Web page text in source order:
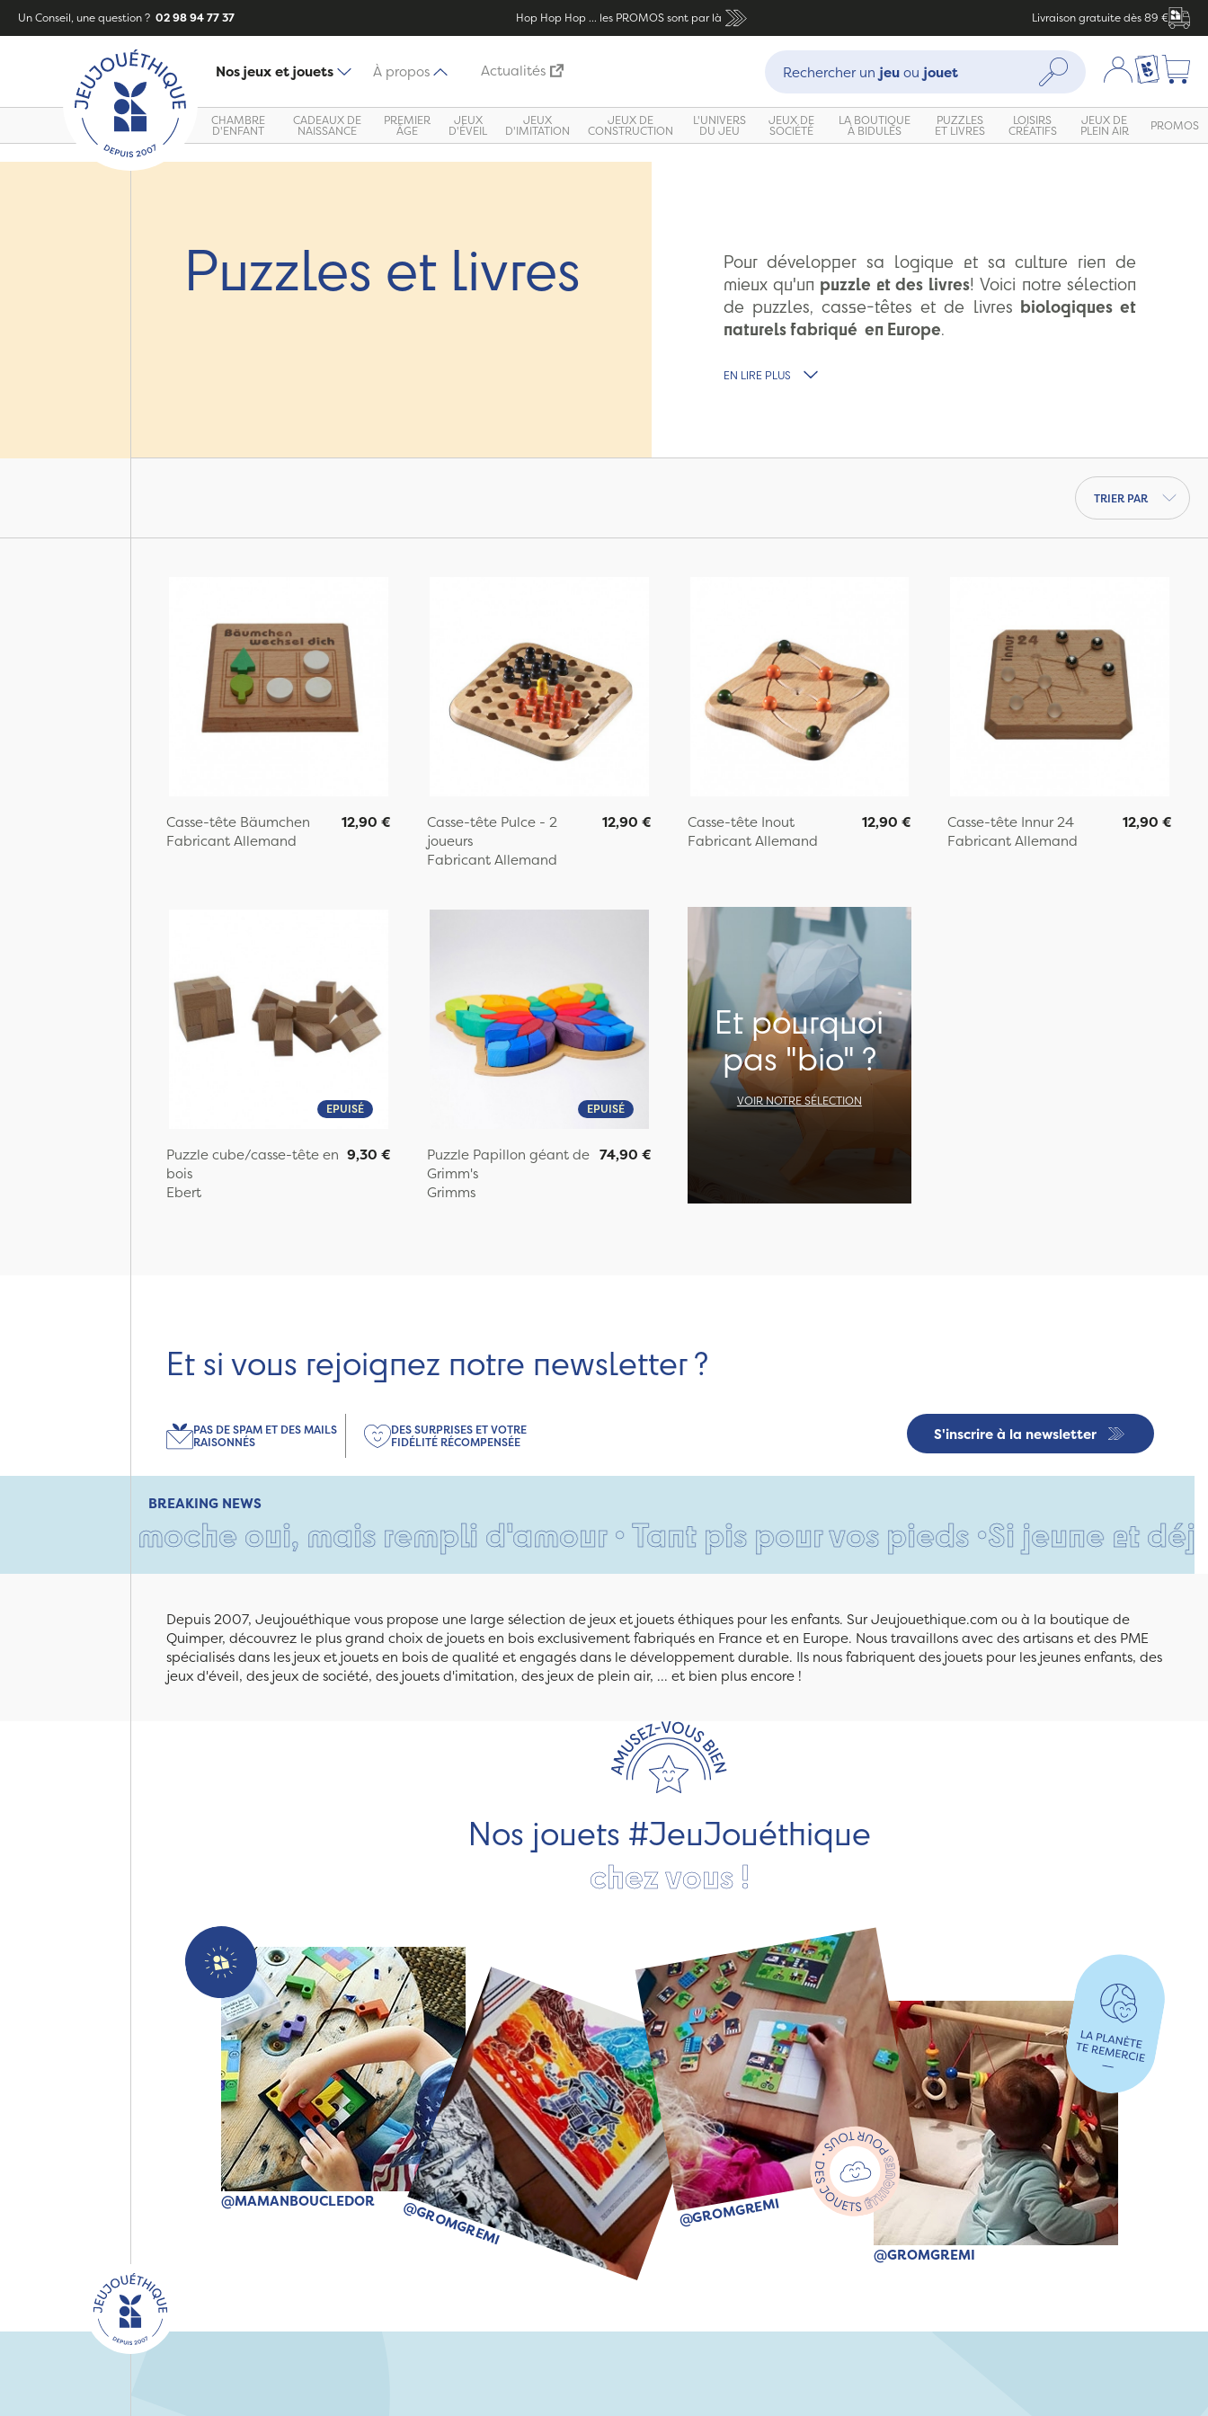
Un Conseil, une question ? 02 98 94 77 37 Hop Hop Hop ... les PROMOS sont par là Livraison gratuite dès 89 €
Nos jeux et jouets À propos Actualités
Recherche :
Rechercher un jeuou jouet Rechercher Mon compte
Ma liste
CHAMBRE
D'ENFANT
CADEAUX DE
NAISSANCE
PREMIER
ÂGE
JEUX
D'ÉVEIL
JEUX
D'IMITATION
JEUX DE
CONSTRUCTION
L'UNIVERS
DU JEU
JEUX DE
SOCIÉTÉ
LA BOUTIQUE
À BIDULES
PUZZLES
ET LIVRES
LOISIRS
CRÉATIFS
JEUX DE
PLEIN AIR PROMOS
Puzzles et livres
Pour développer sa logique et sa culture rien de
mieux qu'un puzzle et des livres! Voici notre sélection
de puzzles, casse-têtes et de livres biologiques et
naturels fabriqué en Europe.
EN LIRE PLUS
Trier par
Casse-tête Bäumchen
Fabricant Allemand
12,90 €
Casse-tête Pulce - 2
joueurs
Fabricant Allemand
12,90 €
Casse-tête Inout
Fabricant Allemand
12,90 €
Casse-tête Innur 24
Fabricant Allemand
12,90 €
EPUISÉ
Puzzle cube/casse-tête en
bois
Ebert
9,30 €
EPUISÉ
Puzzle Papillon géant de
Grimm's
Grimms
74,90 €
Et pourquoi
pas "bio" ?
VOIR NOTRE SÉLECTION
Et si vous rejoignez notre newsletter ?
S'inscrire à la newsletter
PAS DE SPAM ET DES MAILS
RAISONNÉS
DES SURPRISES ET VOTRE
FIDÉLITÉ RÉCOMPENSÉE
BREAKING NEWS
moche oui, mais rempli d'amour • Tant pis pour vos pieds •Si jeune et déjà si
Depuis 2007, Jeujouéthique vous propose une large sélection de jeux et jouets éthiques pour les enfants. Sur Jeujouethique.com ou à la boutique de
Quimper, découvrez le plus grand choix de jouets en bois exclusivement fabriqués en France et en Europe. Nous travaillons avec des artisans et des PME
spécialisés dans les jeux et jouets en bois de qualité et engagés dans le développement durable. Ils nous fabriquent des jouets pour les jeunes enfants, des
jeux d'éveil, des jeux de société, des jouets d'imitation, des jeux de plein air, ... et bien plus encore !
Nos jouets #JeuJouéthique
chez vous !
@MAMANBOUCLEDOR @GROMGREMI @GROMGREMI
@GROMGREMI